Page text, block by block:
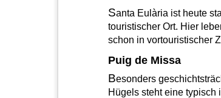
Santa Eulària ist heute
touristischer Ort. Hier
schon in vortouristischer
Puig de Missa
Besonders
Hügels steht eine typisch